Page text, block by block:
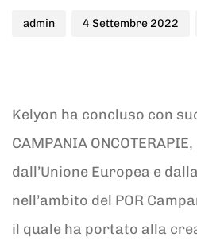
admin 4 Settembre 2022
Kelyon ha concluso con
CAMPANIA
dall’Unione Europea e
nell’ambito del POR
il quale ha portato alla